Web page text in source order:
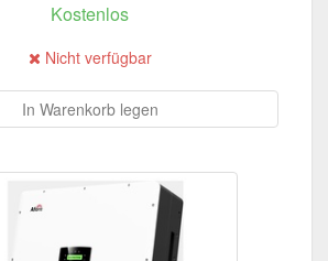
Kostenlos
Nicht verfügbar
In Warenkorb legen